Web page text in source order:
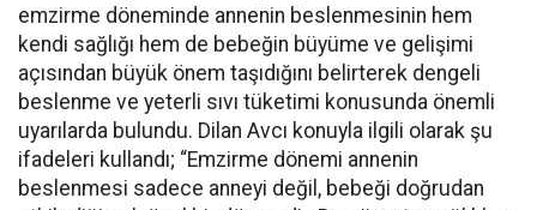
emzirme döneminde annenin beslenmesinin hem
kendi sağlığı hem de bebeğin büyüme ve gelişimi
açısından büyük önem taşıdığını belirterek dengeli
beslenme ve yeterli sıvı tüketimi konusunda önemli
uyarılarda bulundu. Dilan Avcı konuyla ilgili olarak şu
ifadeleri kullandı; “Emzirme dönemi annenin
beslenmesi sadece anneyi değil, bebeği doğrudan